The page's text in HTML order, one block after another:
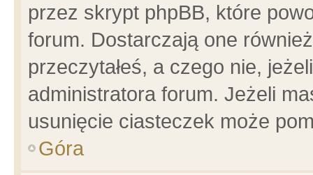
przez skrypt phpBB, które
forum. Dostarczają one
przeczytałeś, a czego nie,
administratora forum. Jeżeli
usunięcie ciasteczek może
Góra